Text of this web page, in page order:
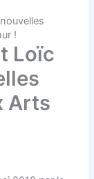
!
Loïc
Arts